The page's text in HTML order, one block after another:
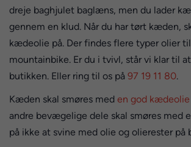
dreje baghjulet baglæns, men du lader
gennem en klud. Når du har tørt kæden,
kædeolie på. Der findes flere typer olier
mountainbike. Er du i tvivl, står vi klar til
butikken. Eller ring til os på 97 19 11 80.
Kæden skal smøres med en god kædeolie
andre bevægelige dele skal smøres med
på ikke at svine med olie og olierester på